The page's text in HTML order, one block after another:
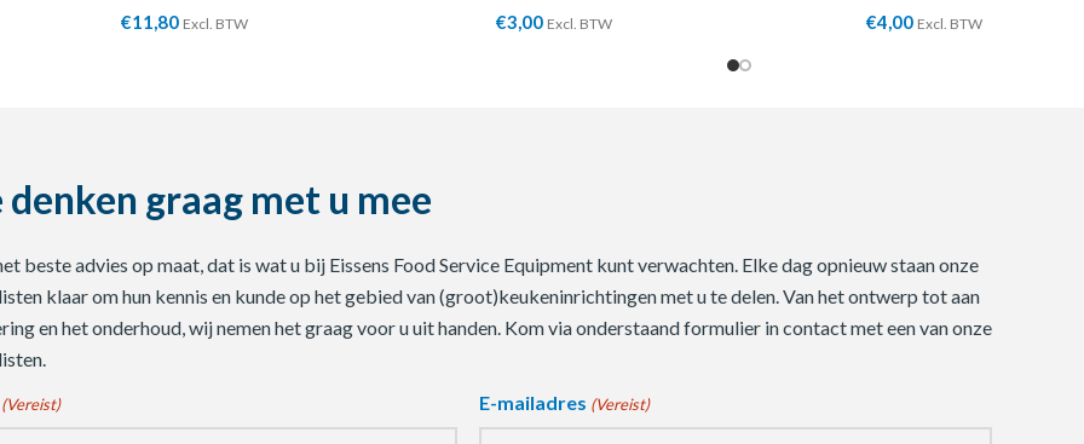
€11,80 Excl. BTW €3,00 Excl. BTW €4,00 Excl. BTW
denken graag met u mee
beste advies op maat, dat is wat u bij Eissens Food Service Equipment kunt verwachten. Elke dag opnieuw staan onze
klaar om hun kennis en kunde op het gebied van (groot)keukeninrichtingen met u te delen. Van het ontwerp tot aan
en het onderhoud, wij nemen het graag voor u uit handen. Kom via onderstaand formulier in contact met een van onze
(Vereist) E-mailadres (Vereist)